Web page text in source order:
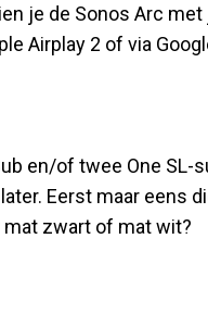
je de Sonos Arc met
Airplay 2 of via
en/of twee One
Eerst maar eens
mat zwart of mat wit?